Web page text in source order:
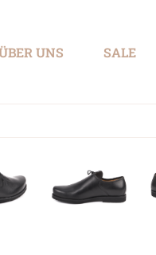
UNS SALE